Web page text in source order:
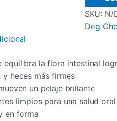
y
grandes
SKU: N/
Dog
equilibra la flora intestinal
heces más firmes
un pelaje brillante
limpios para una salud oral
en forma